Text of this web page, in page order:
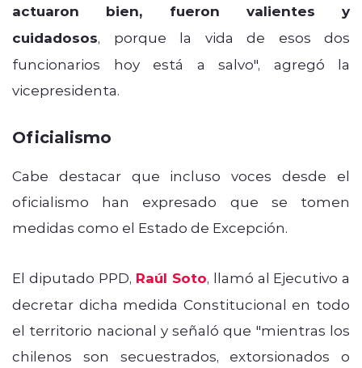
actuaron bien, fueron valientes y
cuidadosos, porque la vida de esos dos
funcionarios hoy está a salvo", agregó la
vicepresidenta.
Oficialismo
Cabe destacar que incluso voces desde el
oficialismo han expresado que se tomen
medidas como el Estado de Excepción.
El diputado PPD, Raúl Soto, llamó al Ejecutivo a
decretar dicha medida Constitucional en todo
el territorio nacional y señaló que "mientras los
chilenos son secuestrados, extorsionados o